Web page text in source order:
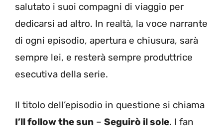
salutato i suoi compagni di viaggio per
dedicarsi ad altro. In realtà, la voce narrante
di ogni episodio, apertura e chiusura, sarà
sempre lei, e resterà sempre produttrice
esecutiva della serie.
Il titolo dell’episodio in questione si chiama
I’ll follow the sun – Seguirò il sole. I fan